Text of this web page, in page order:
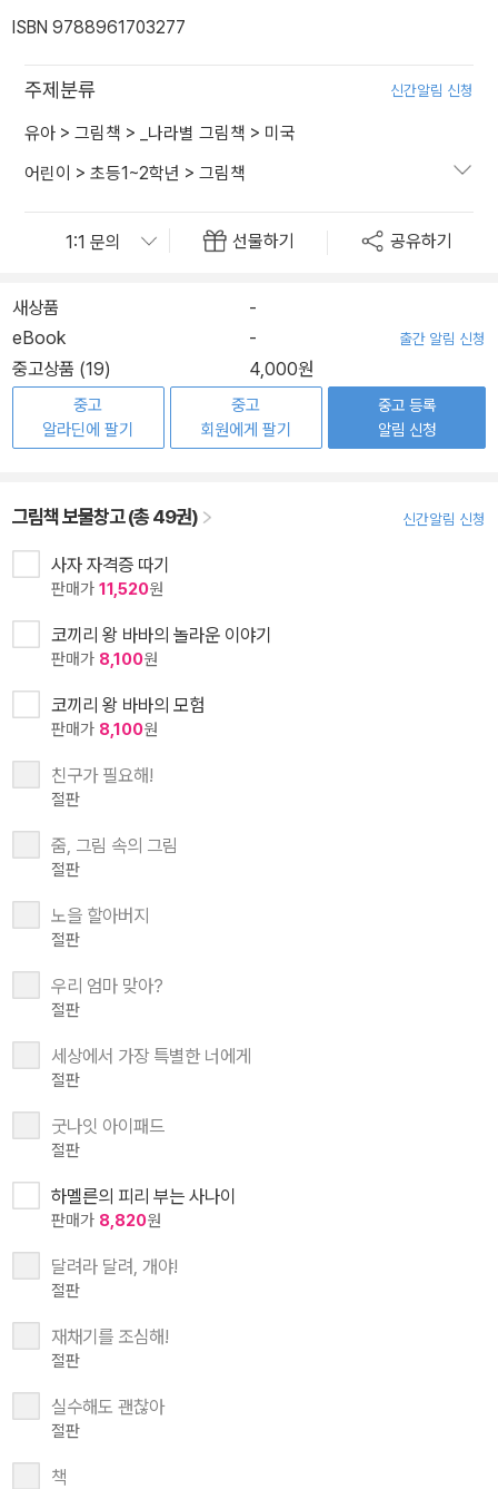
ISBN 9788961703277
주제분류 신간알림 신청
유아 > 그림책 > _나라별 그림책 > 미국
어린이 > 초등1~2학년 > 그림책
선물하기 공유하기
새상품
-
eBook
- 출간 알림 신청
중고상품 (19) 4,000원
중고
알라딘에 팔기
중고
회원에게 팔기
중고 등록
알림 신청
그림책 보물창고 (총 49권) 신간알림 신청
사자 자격증 따기
판매가 11,520원
코끼리 왕 바바의 놀라운 이야기
판매가 8,100원
코끼리 왕 바바의 모험
판매가 8,100원
친구가 필요해!
절판
줌, 그림 속의 그림
절판
노을 할아버지
절판
우리 엄마 맞아?
절판
세상에서 가장 특별한 너에게
절판
굿나잇 아이패드
절판
하멜른의 피리 부는 사나이
판매가 8,820원
달려라 달려, 개야!
절판
재채기를 조심해!
절판
실수해도 괜찮아
절판
책